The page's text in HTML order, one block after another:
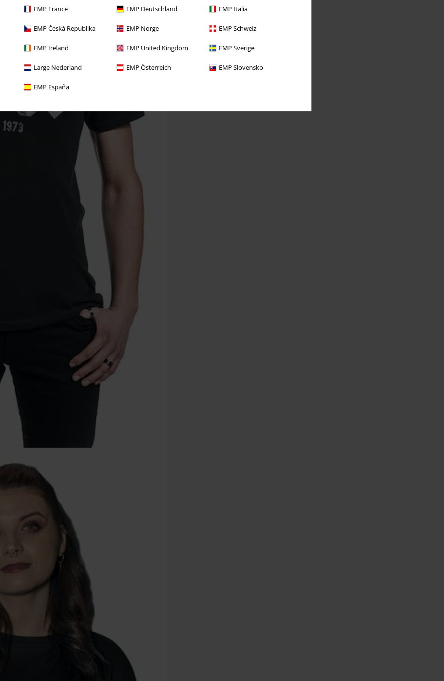
EMP France EMP Deutschland EMP Italia
EMP Česká Republika EMP Norge EMP Schweiz
EMP Ireland EMP United Kingdom EMP Sverige
Large Nederland EMP Österreich EMP Slovensko
EMP España